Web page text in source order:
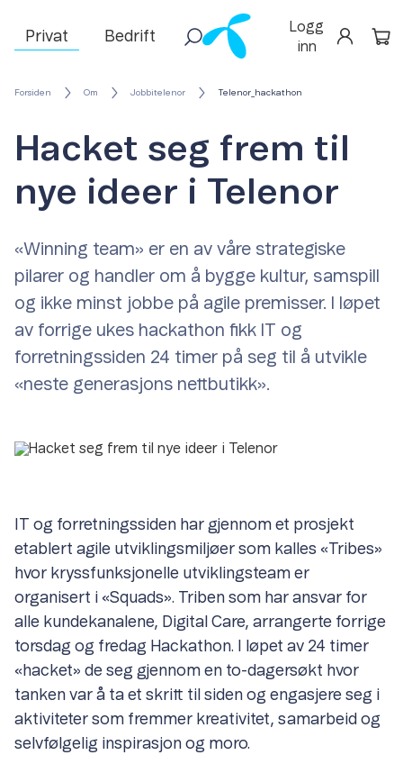
Privat Bedrift
Logg
inn
Forsiden Om Jobbitelenor Telenor_hackathon
Hacket seg frem til
nye ideer i Telenor
«Winning team» er en av våre strategiske
pilarer og handler om å bygge kultur, samspill
og ikke minst jobbe på agile premisser. I løpet
av forrige ukes hackathon fikk IT og
forretningssiden 24 timer på seg til å utvikle
«neste generasjons nettbutikk».
IT og forretningssiden har gjennom et prosjekt
etablert agile utviklingsmiljøer som kalles «Tribes»
hvor kryssfunksjonelle utviklingsteam er
organisert i «Squads». Triben som har ansvar for
alle kundekanalene, Digital Care, arrangerte forrige
torsdag og fredag Hackathon. I løpet av 24 timer
«hacket» de seg gjennom en to-dagersøkt hvor
tanken var å ta et skritt til siden og engasjere seg i
aktiviteter som fremmer kreativitet, samarbeid og
selvfølgelig inspirasjon og moro.